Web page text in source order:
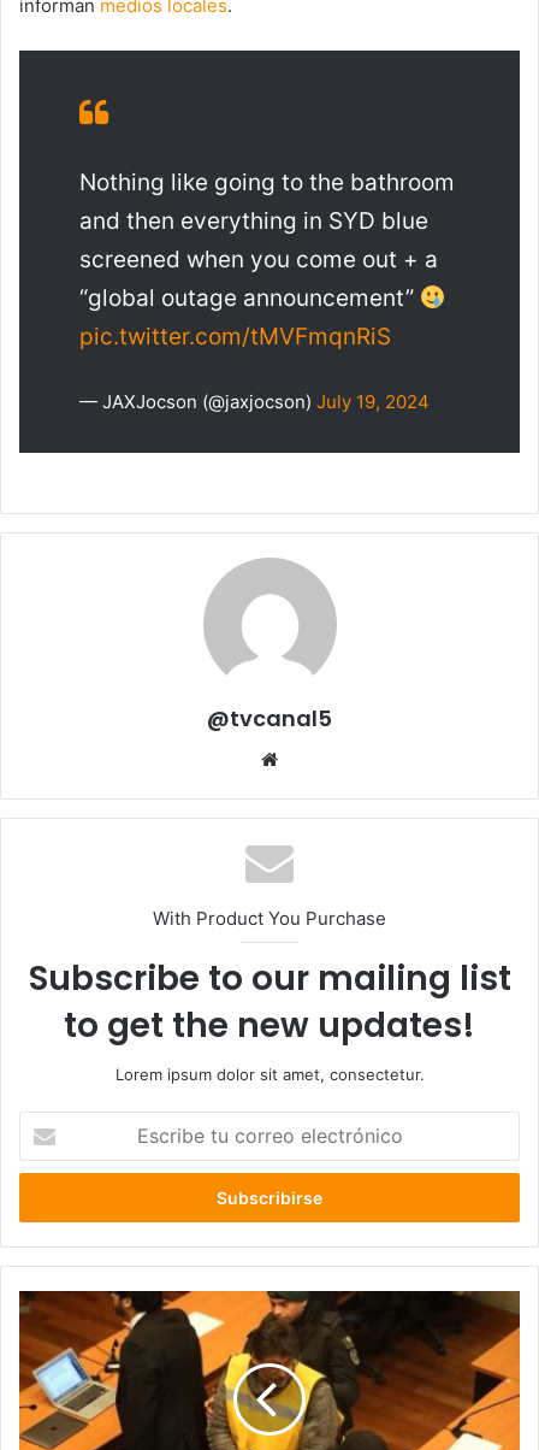
informan medios locales.
Nothing like going to the bathroom
and then everything in SYD blue
screened when you come out + a
“global outage announcement”
pic.twitter.com/tMVFmqnRiS
— JAXJocson (@jaxjocson) July 19, 2024
@tvcanal5
With Product You Purchase
Subscribe to our mailing list
to get the new updates!
Lorem ipsum dolor sit amet, consectetur.
correo
Se
acabó
el
plazo:
sucesor
de